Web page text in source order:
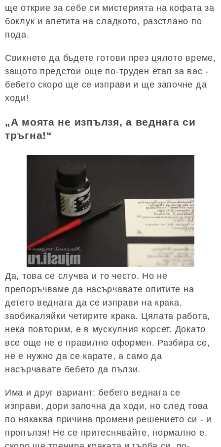
ще открие за себе си мистерията на кофата за
боклук и апетита на сладкото, разстлано по
пода.
Свикнете да бъдете готови през цялото време,
защото предстои още по-труден етап за вас -
бебето скоро ще се изправи и ще започне да
ходи!
„А моята не изпълзя, а веднага си
тръгна!“
Да, това се случва и то често. Но не
препоръчваме да насърчавате опитите на
детето веднага да се изправи на крака,
заобикаляйки четирите крака. Цялата работа,
нека повторим, е в мускулния корсет. Докато
все още не е правилно оформен. Разбира се,
не е нужно да се карате, а само да
насърчавате бебето да пълзи.
Има и друг вариант: бебето веднага се
изправи, дори започна да ходи, но след това
по някаква причина промени решението си - и
пропълзя! Не се притеснявайте, нормално е,